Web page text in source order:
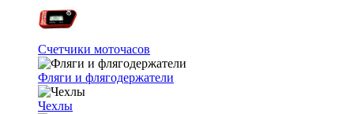
Счетчики моточасов
Фляги и флягодержатели
Чехлы